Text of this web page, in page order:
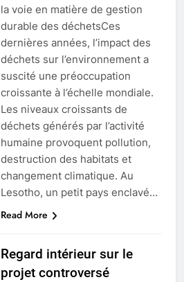
la voie en matière de gestion
durable des déchetsCes
dernières années, l’impact des
déchets sur l’environnement a
suscité une préoccupation
croissante à l’échelle mondiale.
Les niveaux croissants de
déchets générés par l’activité
humaine provoquent pollution,
destruction des habitats et
changement climatique. Au
Lesotho, un petit pays enclavé…
Read More
Regard intérieur sur le
projet controversé